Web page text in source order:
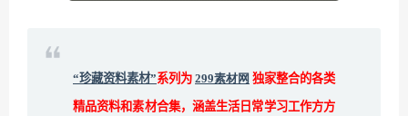
“珍藏资料素材”系列为 299素材网 独家整合的各类
精品资料和素材合集，涵盖生活日常学习工作方方